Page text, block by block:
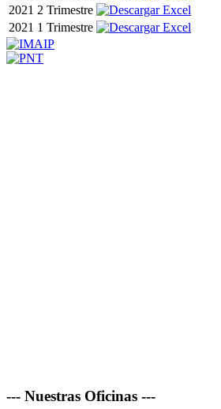
2021 2 Trimestre
2021 1 Trimestre
--- Nuestras Oficinas ---